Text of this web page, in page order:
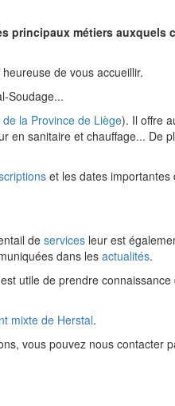
principaux métiers auxquels
de vous accueillir.
Soudage...
de la Province de Liège). Il offre
en sanitaire et chauffage... De
et les dates importantes
deservices leur est
dans les actualités.
utile de prendre connaissance
mixte de Herstal.
vous pouvez nous contacter